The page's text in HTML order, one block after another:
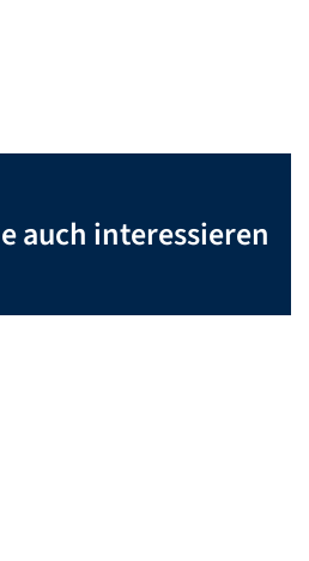
auch interessieren